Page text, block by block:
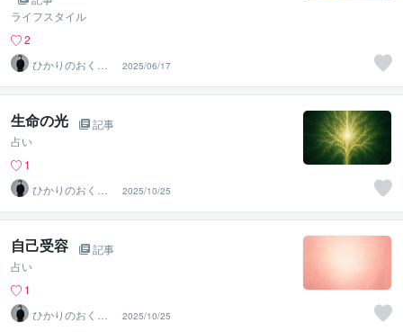
ライフスタイル
2
ひかりのおくり
て〜SinMa〜
2025/06/17
生命の光
記事
占い
1
ひかりのおくり
て〜SinMa〜
2025/10/25
自己受容
記事
占い
1
ひかりのおくり
て〜SinMa〜
2025/10/25